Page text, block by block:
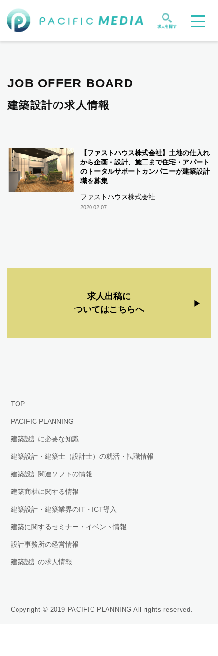
JOB OFFER BOARD
建築設計の求人情報
【ファストハウス株式会社】土地の仕入れ
から企画・設計、施工まで住宅・アパート
のトータルサポートカンパニーが建築設計
職を募集
ファストハウス株式会社
2020.02.07
求人出稿に
ついてはこちらへ
TOP
PACIFIC PLANNING
建築設計に必要な知識
建築設計・建築士（設計士）の就活・転職情報
建築設計関連ソフトの情報
建築商材に関する情報
建築設計・建築業界のIT・ICT導入
建築に関するセミナー・イベント情報
設計事務所の経営情報
建築設計の求人情報
Copyright © 2019 PACIFIC PLANNING All rights reserved.